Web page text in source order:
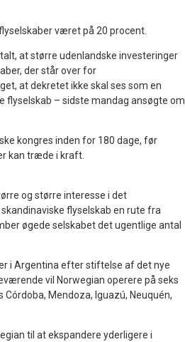
været på 20 procent.
at større udenlandske investeringer
der står over for
at dekretet ikke skal ses som en
flyselskab – sidste mandag ansøgte om
kongres inden for 180 dage, før
kan træde i kraft.
og større interesse i det
flyselskab en rute fra
øgede selskabet det ugentlige antal
i Argentina efter stiftelse af det nye
vil Norwegian operere på seks
Mendoza, Iguazú, Neuquén,
til at ekspandere yderligere i